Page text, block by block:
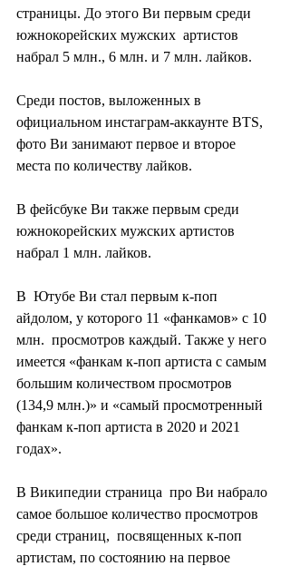
страницы. До этого Ви первым среди
южнокорейских мужских  артистов
набрал 5 млн., 6 млн. и 7 млн. лайков.
Среди постов, выложенных в
официальном инстаграм-аккаунте BTS,
фото Ви занимают первое и второе
места по количеству лайков.
В фейсбуке Ви также первым среди
южнокорейских мужских артистов
набрал 1 млн. лайков.
В  Ютубе Ви стал первым к-поп
айдолом, у которого 11 «фанкамов» с 10
млн.  просмотров каждый. Также у него
имеется «фанкам к-поп артиста с самым
большим количеством просмотров
(134,9 млн.)» и «самый просмотренный
фанкам к-поп артиста в 2020 и 2021
годах».
В Википедии страница  про Ви набрало
самое большое количество просмотров
среди страниц,  посвященных к-поп
артистам, по состоянию на первое